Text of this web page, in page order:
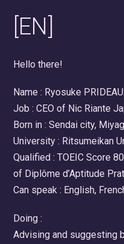
[EN]
Hello there!
Name : Ryosuke
Job : CEO of Nic Riante
Born in : Sendai city,
University : Ritsumeikan
Qualified : TOEIC Score
of Diplôme d’Aptitude
Can speak : English,
Doing :
Advising and suggesting